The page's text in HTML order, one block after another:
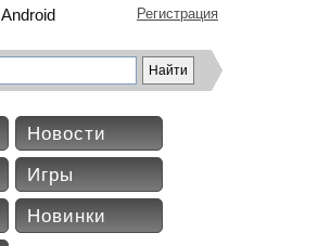
Android
Регистрация
Новости
Игры
Новинки